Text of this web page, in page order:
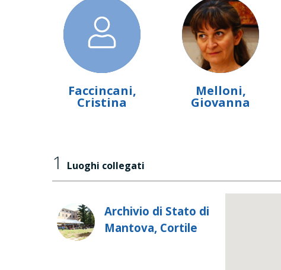
Faccincani,
Cristina
Melloni,
Giovanna
1 Luoghi collegati
Archivio di Stato di
Mantova, Cortile